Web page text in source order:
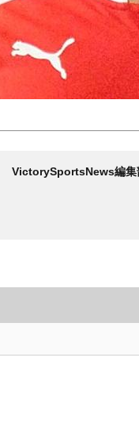
VictorySportsNews編集